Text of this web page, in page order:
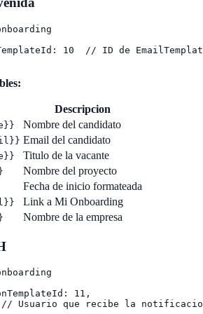
10  // ID de
Descripcion
Nombre del candidato
Email del candidato
Titulo de la vacante
Nombre del proyecto
Fecha de inicio formateada
Link a Mi Onboarding
Nombre de la empresa
11,
Usuario que recibe la